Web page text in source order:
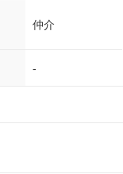
仲介
-